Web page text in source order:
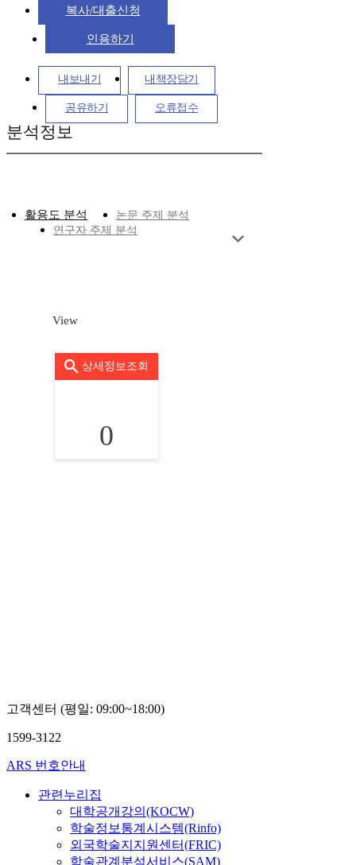
복사/대출신청
인용하기
내보내기 내책장담기
공유하기 오류접수
분석정보
활용도 분석
논문 주제 분석
연구자 주제 분석
View
상세정보조회
0
고객센터 (평일: 09:00~18:00)
1599-3122
ARS 번호안내
관련누리집
대학공개강의(KOCW)
학술정보통계시스템(Rinfo)
외국학술지지원센터(FRIC)
학술관계분석서비스(SAM)